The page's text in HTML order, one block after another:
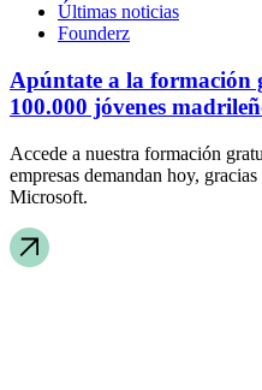
Últimas noticias
Founderz
Apúntate a la formación
100.000 jóvenes
Accede a nuestra formación
empresas demandan hoy,
Microsoft.